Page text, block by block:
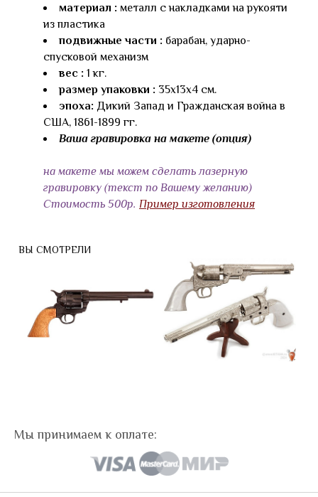
материал : металл с накладками на рукояти
из пластика
подвижные части : барабан, ударно-
спусковой механизм
вес : 1 кг.
размер упаковки : 35х13х4 см.
эпоха: Дикий Запад и Гражданская война в
США, 1861-1899 гг.
Ваша гравировка на макете (опция)
на макете мы можем сделать лазерную
гравировку (текст по Вашему желанию)
Стоимость 500р. Пример изготовления
ВЫ СМОТРЕЛИ
Мы принимаем к оплате: